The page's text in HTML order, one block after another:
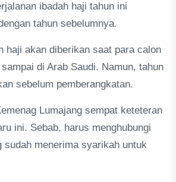
ibadah haji tahun ini
tahun sebelumnya.
haji akan diberikan saat para calon
di Arab Saudi. Namun, tahun
sebelum pemberangkatan.
Lumajang sempat keteteran
ini. Sebab, harus menghubungi
sudah menerima syarikah untuk